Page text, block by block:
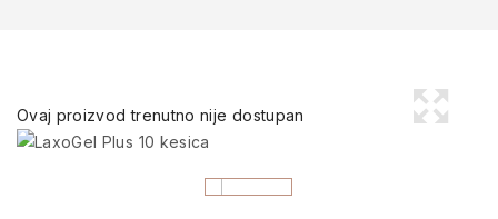
Ovaj proizvod trenutno nije dostupan